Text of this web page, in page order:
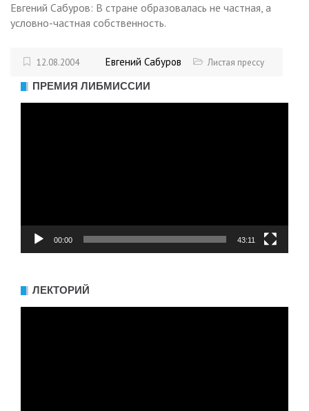
Евгений Сабуров: В стране образовалась не частная, а
условно-частная собственность.
12.08.2004 Евгений Сабуров Листая прессу
ПРЕМИЯ ЛИБМИССИИ
00:00 43:11
ЛЕКТОРИЙ